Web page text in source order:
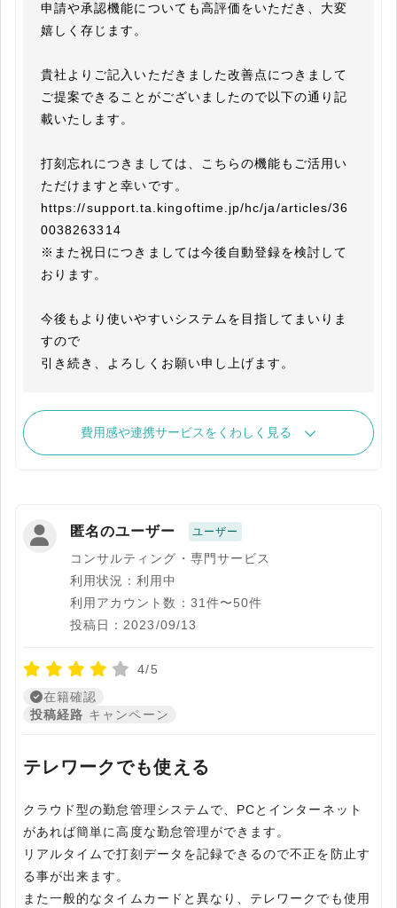
申請や承認機能についても高評価をいただき、大変
嬉しく存じます。
貴社よりご記入いただきました改善点につきまして
ご提案できることがございましたので以下の通り記
載いたします。
打刻忘れにつきましては、こちらの機能もご活用い
ただけますと幸いです。
https://support.ta.kingoftime.jp/hc/ja/articles/36
0038263314
※また祝日につきましては今後自動登録を検討して
おります。
今後もより使いやすいシステムを目指してまいりま
すので
引き続き、よろしくお願い申し上げます。
費用感や連携サービスをくわしく見る
匿名のユーザー ユーザー
コンサルティング・専門サービス
利用状況：利用中
利用アカウント数：31件〜50件
投稿日：2023/09/13
4/5
在籍確認
投稿経路 キャンペーン
テレワークでも使える
クラウド型の勤怠管理システムで、PCとインターネット
があれば簡単に高度な勤怠管理ができます。
リアルタイムで打刻データを記録できるので不正を防止す
る事が出来ます。
また一般的なタイムカードと異なり、テレワークでも使用